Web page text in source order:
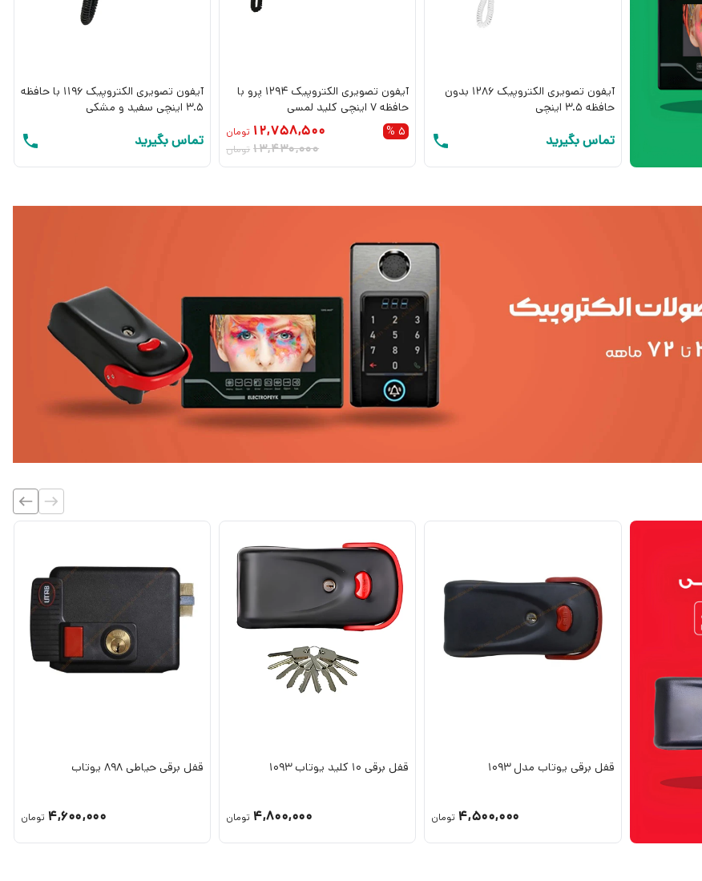
آیفون تصویری الکتروپیک 1286 بدون
حافظه 3.5 اینچی
تماس بگیرید
آیفون تصویری الکتروپیک 1294 پرو با
حافظه 7 اینچی کلید لمسی
5 %
12,758,500 تومان
13,430,000 تومان
آیفون تصویری الکتروپیک 1196 با حافظه
3.5 اینچی سفید و مشکی
تماس بگیرید
قفل برقی یوتاب مدل 1093
4,500,000 تومان
قفل برقی 10 کلید یوتاب 1093
4,800,000 تومان
قفل برقی حیاطی 898 یوتاب
4,600,000 تومان